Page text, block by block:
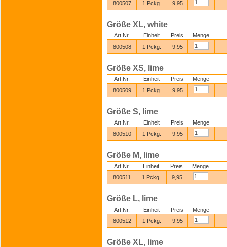
800507
1 Pckg. 9,95
Größe XL, white
Art.Nr. Einheit Preis
Menge
800508
1 Pckg. 9,95
Größe XS, lime
Art.Nr. Einheit Preis
Menge
800509
1 Pckg. 9,95
Größe S, lime
Art.Nr. Einheit Preis
Menge
800510
1 Pckg. 9,95
Größe M, lime
Art.Nr. Einheit Preis
Menge
800511
1 Pckg. 9,95
Größe L, lime
Art.Nr. Einheit Preis
Menge
800512
1 Pckg. 9,95
Größe XL, lime